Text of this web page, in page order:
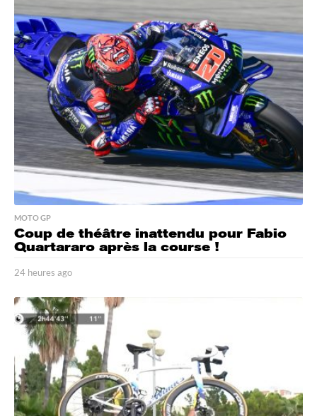
u
r
e
s
a
g
o
MOTO GP
Coup de théâtre inattendu pour Fabio
Quartararo après la course !
24 heures ago
h
e
u
r
e
s
a
g
o